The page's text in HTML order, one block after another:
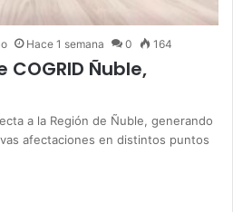
Hace 1 semana 0 164
Ñuble,
a la Región de Ñuble, generando
afectaciones en distintos puntos